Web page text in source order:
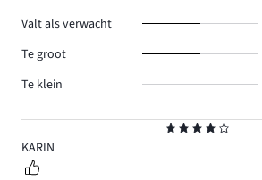
4
KARIN
Valt als verwacht
Te groot
Te klein